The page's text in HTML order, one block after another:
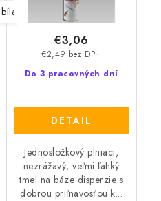
bílá
Do 3 pracovných dní
€2,49 bez DPH
€3,06
DETAIL
Jednosložkový plniaci,
nezrážavý, veľmi ľahký
tmel na báze disperzie s
dobrou priľnavosťou k...